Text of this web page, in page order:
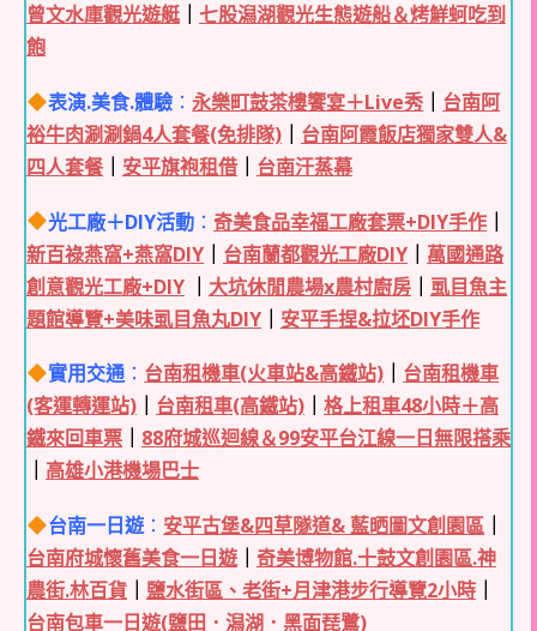
曾文水庫觀光遊艇
七股潟湖觀光生態遊船＆烤鮮蚵吃到
飽
表演.美食.體驗 ：永樂町鼓茶樓饗宴＋Live秀
台南阿
裕牛肉涮涮鍋4人套餐(免排隊)
台南阿霞飯店獨家雙人&
四人套餐｜ 安平旗袍租借 台南汗蒸幕
光工廠＋DIY活動 ：奇美食品幸福工廠套票+DIY手作 ｜
新百祿燕窩+燕窩DIY ｜ 台南蘭都觀光工廠DIY ｜ 萬國通路
創意觀光工廠+DIY ｜ 大坑休閒農場x農村廚房 ｜ 虱目魚主
題館導覽+美味虱目魚丸DIY ｜ 安平手捏&拉坯DIY手作
實用交通： 台南租機車(火車站&高鐵站)
台南租機車
(客運轉運站)
台南租車(高鐵站)
格上租車48小時＋高
鐵來回車票
88府城巡迴線＆99安平台江線一日無限搭乘
高雄小港機場巴士
台南一日遊： 安平古堡&四草隧道& 藍晒圖文創園區
台南府城懷舊美食一日遊｜ 奇美博物館.十鼓文創園區.神
農街.林百貨
鹽水街區、老街+月津港步行導覽2小時
台南包車一日遊(鹽田．潟湖．黑面琵鷺)